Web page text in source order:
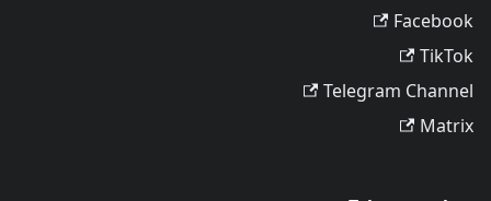
Facebook
TikTok
Telegram Channel
Matrix